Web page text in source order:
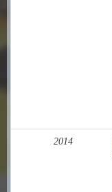
2014